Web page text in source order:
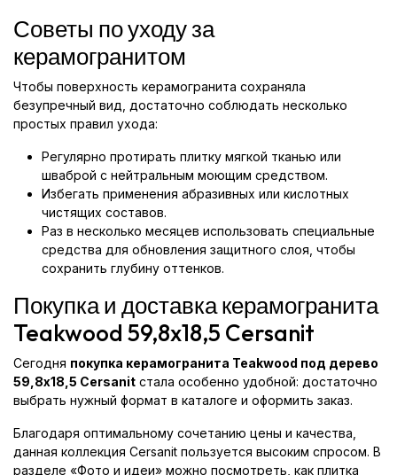
Советы по уходу за
керамогранитом
Чтобы поверхность керамогранита сохраняла
безупречный вид, достаточно соблюдать несколько
простых правил ухода:
Регулярно протирать плитку мягкой тканью или
шваброй с нейтральным моющим средством.
Избегать применения абразивных или кислотных
чистящих составов.
Раз в несколько месяцев использовать специальные
средства для обновления защитного слоя, чтобы
сохранить глубину оттенков.
Покупка и доставка керамогранита
Teakwood 59,8x18,5 Cersanit
Сегодня покупка керамогранита Teakwood под дерево
59,8x18,5 Cersanit стала особенно удобной: достаточно
выбрать нужный формат в каталоге и оформить заказ.
Благодаря оптимальному сочетанию цены и качества,
данная коллекция Cersanit пользуется высоким спросом. В
разделе «Фото и идеи» можно посмотреть, как плитка